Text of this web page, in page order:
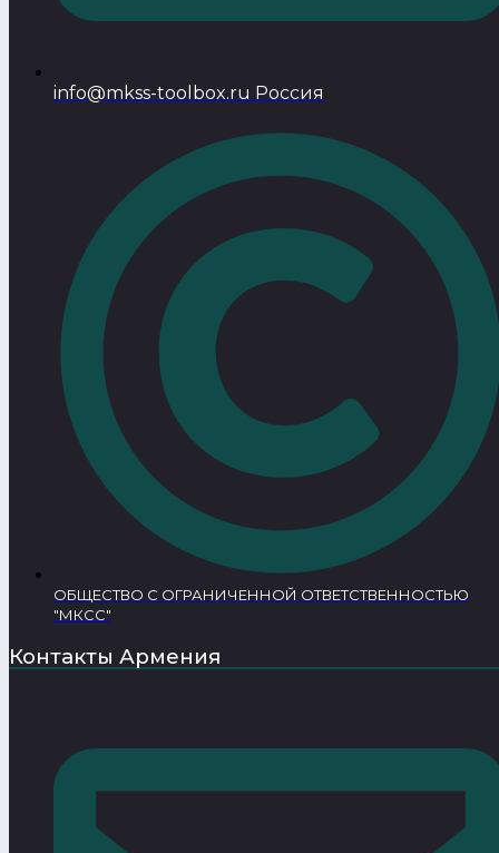
info@mkss-toolbox.ru Россия
ОБЩЕСТВО С ОГРАНИЧЕННОЙ ОТВЕТСТВЕННОСТЬЮ
"МКСС"
Контакты Армения